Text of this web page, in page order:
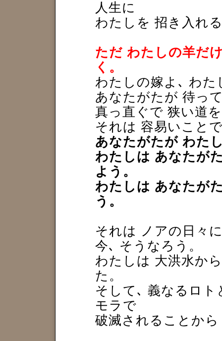
人生に
わたしを 招き入れ
ただ わたしの羊だ
く。
わたしの嫁よ､ わた
あなたがたが 待っ
真っ直ぐで 狭い道
それは 容易いこと
あなたがたが わた
わたしは あなたが
よう。
わたしは あなたが
う。
それは ノアの日々
今､ そうなろう。
わたしは 大洪水か
た。
そして､ 義なるロ
モラで
破滅されることか